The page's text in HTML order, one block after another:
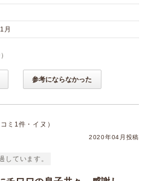
月
参考にならなかった
ミ1件・イヌ）
2020年04月投稿
しています。